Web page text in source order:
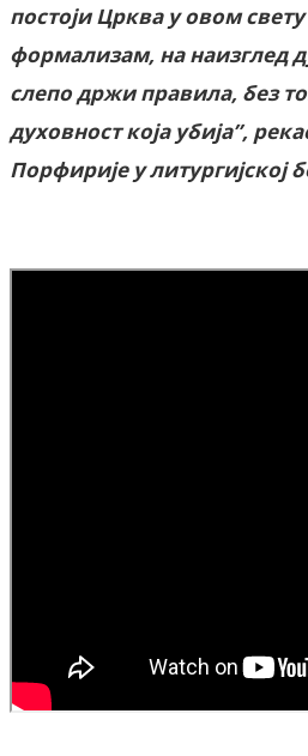
постоји Црква у овом
формализам, на наизглед
слепо држи правила, без
духовност која убија”,
Порфирије у литургијској